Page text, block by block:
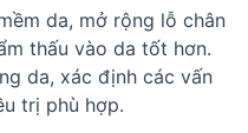
da, mở rộng lỗ chân
thấu vào da tốt hơn.
da, xác định các vấn
trị phù hợp.